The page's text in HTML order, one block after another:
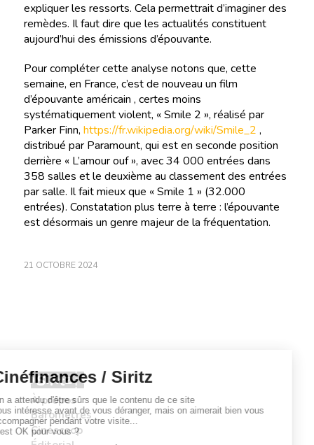
expliquer les ressorts. Cela permettrait d’imaginer des
remèdes. Il faut dire que les actualités constituent
aujourd’hui des émissions d’épouvante.
Pour compléter cette analyse notons que, cette
semaine, en France, c’est de nouveau un film
d’épouvante américain , certes moins
systématiquement violent, « Smile 2 », réalisé par
Parker Finn, https://fr.wikipedia.org/wiki/Smile_2 ,
distribué par Paramount, qui est en seconde position
derrière « L’amour ouf », avec 34 000 entrées dans
358 salles et le deuxième au classement des entrées
par salle. Il fait mieux que « Smile 1 » (32.000
entrées). Constatation plus terre à terre : l’épouvante
est désormais un genre majeur de la fréquentation.
21 OCTOBRE 2024
À propos
Baromètres
Cinéscoop